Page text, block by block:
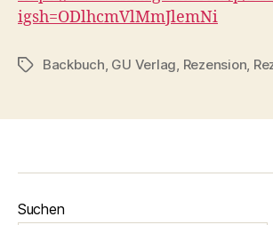
igsh=ODlhcmVlMmJlemNi
Schlagwörter
Backbuch GU Verlag Rezension
Suchen